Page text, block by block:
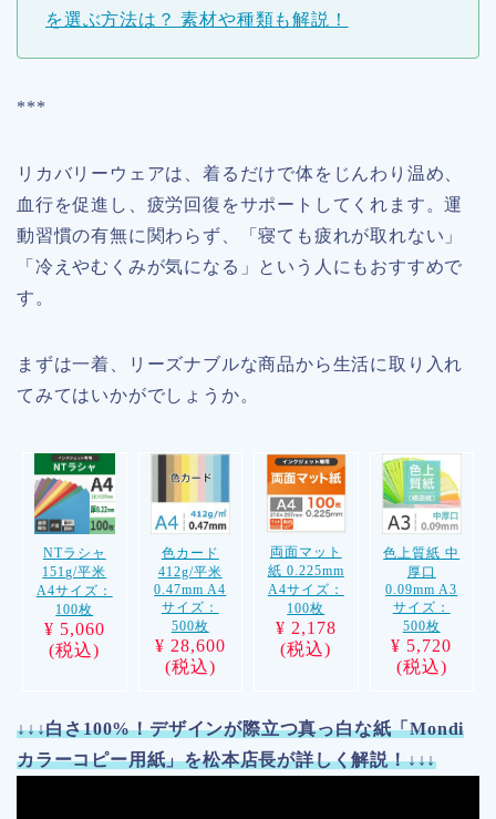
を選ぶ方法は？ 素材や種類も解説！
***
リカバリーウェアは、着るだけで体をじんわり温め、
血行を促進し、疲労回復をサポートしてくれます。運
動習慣の有無に関わらず、「寝ても疲れが取れない」
「冷えやむくみが気になる」という人にもおすすめで
す。
まずは一着、リーズナブルな商品から生活に取り入れ
てみてはいかがでしょうか。
NTラシャ
151g/平米
A4サイズ：
100枚
¥ 5,060
(税込)
色カード
412g/平米
0.47mm A4
サイズ：
500枚
¥ 28,600
(税込)
両面マット
紙 0.225mm
A4サイズ：
100枚
¥ 2,178
(税込)
色上質紙 中
厚口
0.09mm A3
サイズ：
500枚
¥ 5,720
(税込)
↓↓↓白さ100%！デザインが際立つ真っ白な紙「Mondi
カラーコピー用紙」を松本店長が詳しく解説！↓↓↓